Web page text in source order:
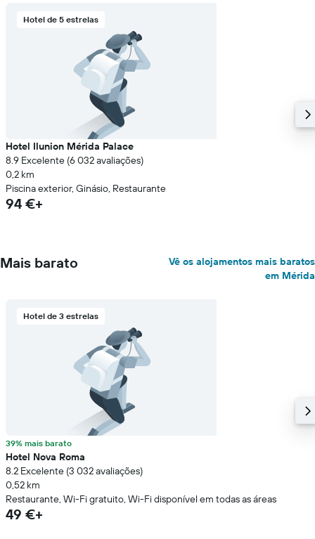
Hotel de 5 estrelas
Hotel Ilunion Mérida Palace
8.9 Excelente (6 032 avaliações)
0,2 km
Piscina exterior, Ginásio, Restaurante
94 €+
Mais barato
Vê os alojamentos mais baratos
em Mérida
Hotel de 3 estrelas
39% mais barato
Hotel Nova Roma
8.2 Excelente (3 032 avaliações)
0,52 km
Restaurante, Wi-Fi gratuito, Wi-Fi disponível em todas as áreas
49 €+